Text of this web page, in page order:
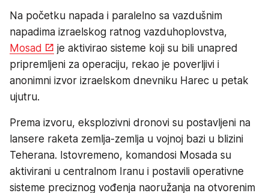
Na početku napada i paralelno sa vazdušnim
napadima izraelskog ratnog vazduhoplovstva,
Mosad
je aktivirao sisteme koji su bili unapred
pripremljeni za operaciju, rekao je poverljivi i
anonimni izvor izraelskom dnevniku Harec u petak
ujutru.
Prema izvoru, eksplozivni dronovi su postavljeni na
lansere raketa zemlja-zemlja u vojnoj bazi u blizini
Teherana. Istovremeno, komandosi Mosada su
aktivirani u centralnom Iranu i postavili operativne
sisteme preciznog vođenja naoružanja na otvorenim